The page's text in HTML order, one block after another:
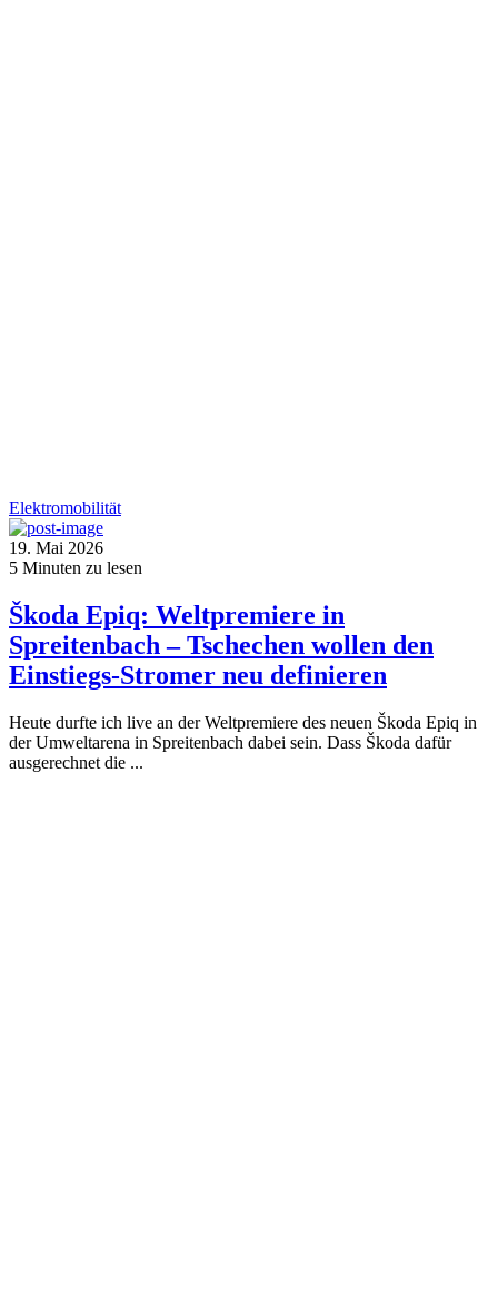
Elektromobilität
19. Mai 2026
5 Minuten zu lesen
Škoda Epiq: Weltpremiere in
Spreitenbach – Tschechen wollen den
Einstiegs-Stromer neu definieren
Heute durfte ich live an der Weltpremiere des neuen Škoda Epiq in
der Umweltarena in Spreitenbach dabei sein. Dass Škoda dafür
ausgerechnet die ...